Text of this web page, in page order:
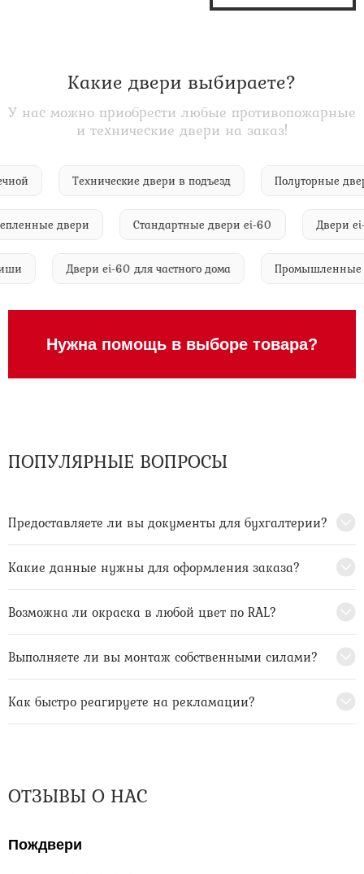
Какие двери выбираете?
У нас можно приобрести любые противопожарные
и технические двери на заказ!
Технические двери в подъезд
двери Стандартные двери ei-60 Двери ei-
ниши Двери ei-60 для частного дома
Нужна помощь в выборе товара?
ПОПУЛЯРНЫЕ ВОПРОСЫ
Предоставляете ли вы документы для бухгалтерии?
Какие данные нужны для оформления заказа?
Возможна ли окраска в любой цвет по RAL?
Выполняете ли вы монтаж собственными силами?
Как быстро реагируете на рекламации?
ОТЗЫВЫ О НАС
Пождвери